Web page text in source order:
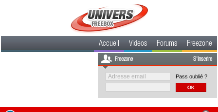
Accueil Videos Forums Freezone
Freezone S'inscrire
Pass oublié ?